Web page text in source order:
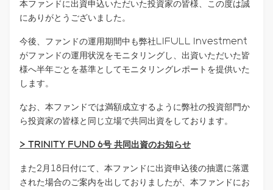
本ファンドに出資申込いただいた投資家の皆様、この度は誠
にありがとうございました。
今後、ファンドの運用期間中も弊社LIFULL Investment
がファンドの運用状況をモニタリングし、出資いただいた皆
様へ半年ごとを基準としてモニタリングレポートを提供いた
します。
なお、本ファンドでは満額成立するように弊社の投資部門か
ら投資家の皆様と同じ立場で共同出資をしております。
> TRINITY FUND 6号 共同出資のお知らせ
また2月18日付にて、本ファンドに出資申込後の抽選に落選
された場合のご案内を出しておりましたが、本ファンドにお